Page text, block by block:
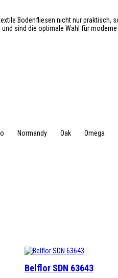
Bodenfliesen nicht nur praktisch,
sind die optimale Wahl für moderne
Normandy Oak Omega
Belflor SDN 63643